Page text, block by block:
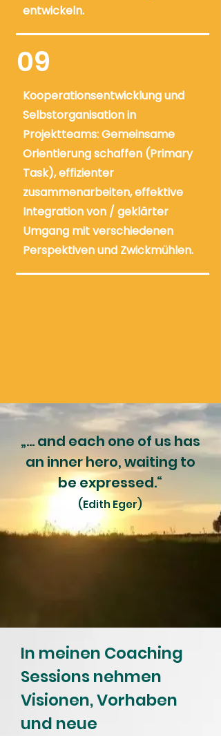
entwickeln.
09
Kooperationsentwicklung und
Selbstorganisation in
Projektteams: Gemeinsame
Orientierung schaffen (Primary
Task), effizienter
zusammenarbeiten, effektive
Integration von / geklärter
Umgang mit verschiedenen
Perspektiven und Zwickmühlen.
„... and each one of us has
an inner hero, waiting to
be expressed.“
(Edith Eger)
In meinen Coaching
Sessions nehmen
Visionen, Vorhaben
und neue